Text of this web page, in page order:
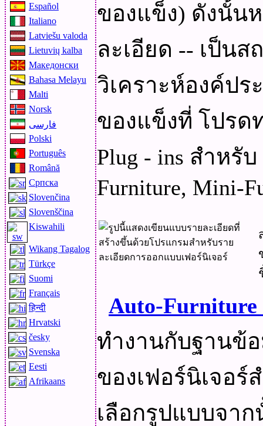
Español
Italiano
Latviešu valoda
Lietuvių kalba
Македонски
Bahasa Melayu
Malti
Norsk
فارسی
Polski
Português
Română
Српска
Slovenčina
Slovenščina
Kiswahili
Wikang Tagalog
Türkçe
Suomi
Français
हिन्दी
Hrvatski
česky
Svenska
Eesti
Afrikaans
ของแข็ง) ดังนั้น
ละเอียด -- เป็น
วิเคราะห์องค์ปร
ของแข็งที่ โปรด
Plug - ins สำหรับ
Furniture, Mini-
Auto-Furniture
ทำงานกับฐานข้
ของเฟอร์นิเจอร์
เลือกรูปแบบจา